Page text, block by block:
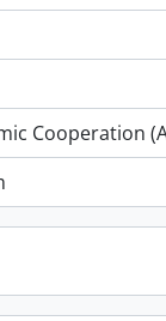
Cooperation